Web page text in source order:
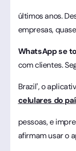
últimos anos.
empresas,
WhatsApp se
com clientes.
Brazil’, o
celulares do
pessoas, e
afirmam usar o